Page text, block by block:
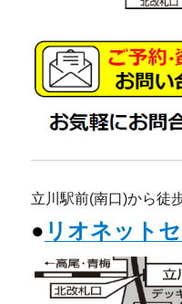
立川駅前(南口)から徒
● リオネット